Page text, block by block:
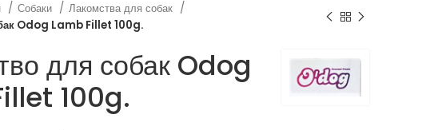
Собаки
Лакомства для собак
Odog Lamb Fillet 100g.
для собак Odog
100g.